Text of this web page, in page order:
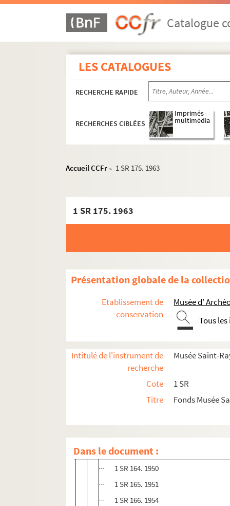
Catalogue
LES CATALOGUES
RECHERCHE RAPIDE
RECHERCHES CIBLÉES
Imprimés
multimédia
Accueil CCFr > 1 SR 175. 1963
1 SR 175. 1963
Présentation globale de la
Etablissement de
conservation
Musée d'
Tous
Intitulé de l'instrument de
recherche
Musée Saint-
Cote
1 SR
Titre
Fonds Musée
Dans le document :
Epoque Emile Cartailhac
Epoque Jules Fourcade
Epoque Eugène-Humbert Guitard
Epoque Robert Mesuret
Administration générale
Expositions
Médiation
1 SR 161. Correspondance
1 SR 162. S.d.
1 SR 163. 1949
1 SR 164. 1950
1 SR 165. 1951
1 SR 166. 1954